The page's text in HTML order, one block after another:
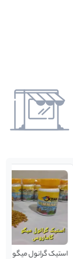
استیک گرانول میگو